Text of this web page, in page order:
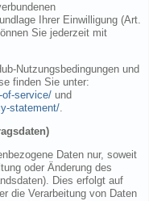
Ihrer Einwilligung (Art.
Sie jederzeit mit
Nutzungsbedingungen und
finden Sie unter:
of-service/ und
statement/.
Daten nur, soweit
oder Änderung des
Dies erfolgt auf
die Verarbeitung von Daten